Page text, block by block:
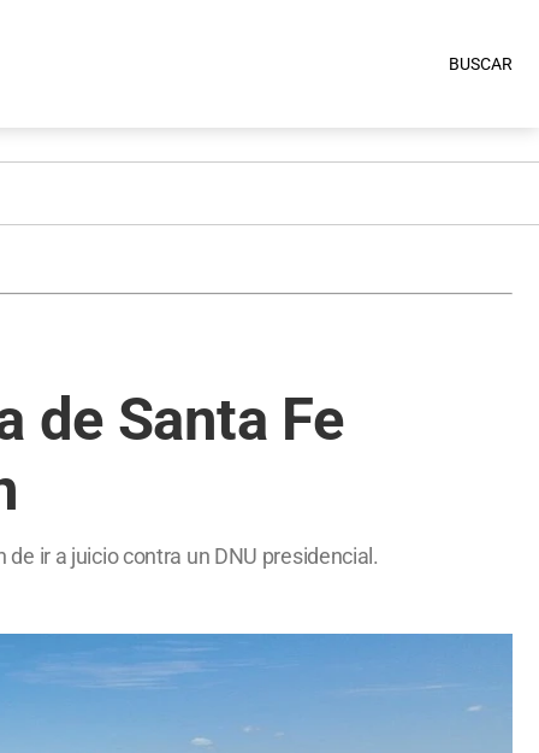
BUSCAR
de Santa Fe
ir a juicio contra un DNU presidencial.